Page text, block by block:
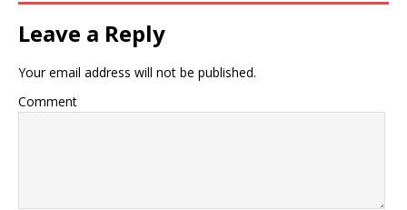
Leave a Reply
Your email address will not be published.
Comment